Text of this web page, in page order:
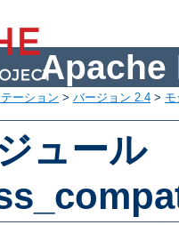
Apache
ーション > バージョン 2.4 >
ュール